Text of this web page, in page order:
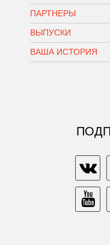
ПАРТНЕРЫ
ВЫПУСКИ
ВАША ИСТОРИЯ